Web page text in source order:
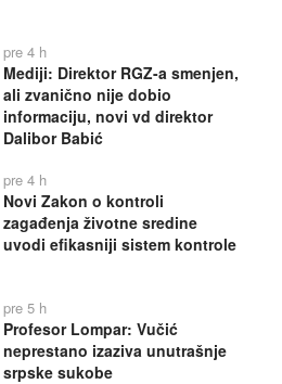
pre 4 h
Mediji: Direktor RGZ-a smenjen,
ali zvanično nije dobio
informaciju, novi vd direktor
Dalibor Babić
pre 4 h
Novi Zakon o kontroli
zagađenja životne sredine
uvodi efikasniji sistem kontrole
pre 5 h
Profesor Lompar: Vučić
neprestano izaziva unutrašnje
srpske sukobe